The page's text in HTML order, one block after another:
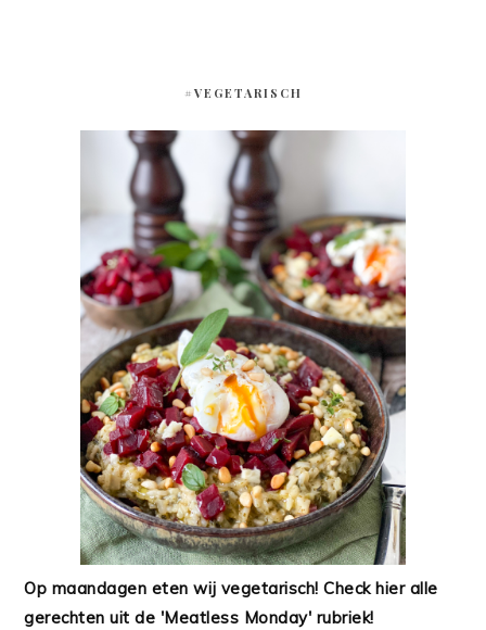
#VEGETARISCH
Op maandagen eten wij vegetarisch! Check hier alle
gerechten uit de 'Meatless Monday' rubriek!